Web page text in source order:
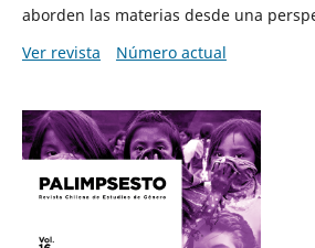
aborden las materias desde una
Ver revista
Número actual